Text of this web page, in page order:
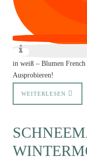
in weiß – Blumen
Ausprobieren!
WEITERLESEN